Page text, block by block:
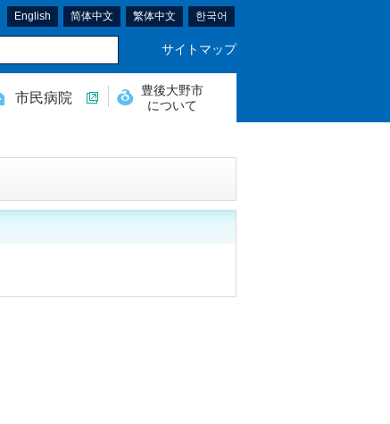
English 简体中文 繁体中文 한국어
サイトマップ
市民病院
豊後大野市
について